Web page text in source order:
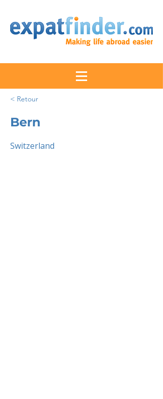
< Retour
Bern
Switzerland